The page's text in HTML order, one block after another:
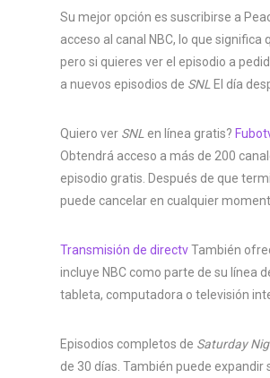
Su mejor opción es suscribirse a
acceso al canal NBC, lo que significa
pero si quieres ver el episodio a
a nuevos episodios de SNL El día
Quiero ver SNL en línea gratis?
Obtendrá acceso a más de 200
episodio gratis. Después de que
puede cancelar en cualquier
Transmisión de directvTambién
incluye NBC como parte de su línea
tableta, computadora o televisión
Episodios completos de Saturday
de 30 días. También puede